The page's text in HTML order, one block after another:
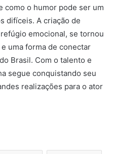
como o humor pode ser um
difíceis. A criação de
emocional, se tornou
uma forma de conectar
Brasil. Com o talento e
segue conquistando seu
realizações para o ator